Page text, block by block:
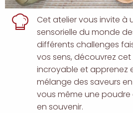
description
Cet atelier vous invite à
sensorielle du monde
différents challenges
vos sens, découvrez
incroyable et apprenez
mélange des saveurs
vous même une poudre
en souvenir.